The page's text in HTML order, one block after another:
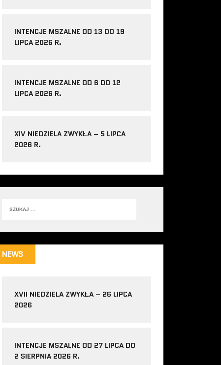
INTENCJE MSZALNE OD 13 DO 19
LIPCA 2026 R.
INTENCJE MSZALNE OD 6 DO 12
LIPCA 2026 R.
XIV NIEDZIELA ZWYKŁA – 5 LIPCA
2026 R.
NEWS
XVII NIEDZIELA ZWYKŁA – 26 LIPCA
2026
INTENCJE MSZALNE OD 27 LIPCA DO
2 SIERPNIA 2026 R.